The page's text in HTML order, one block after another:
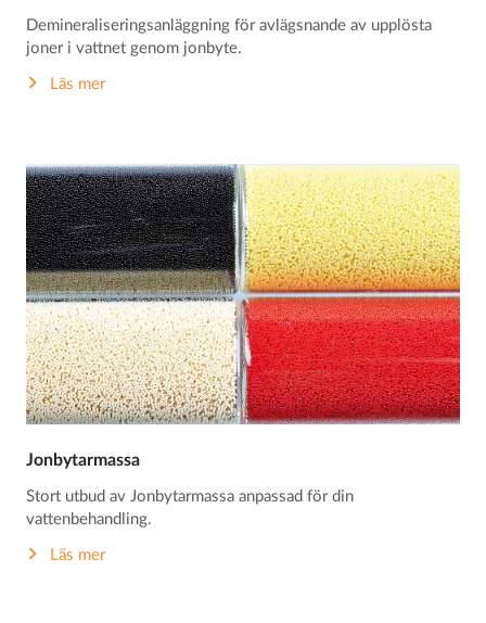
Demineraliseringsanläggning för avlägsnande av upplösta
joner i vattnet genom jonbyte.
Läs mer
Jonbytarmassa
Stort utbud av Jonbytarmassa anpassad för din
vattenbehandling.
Läs mer